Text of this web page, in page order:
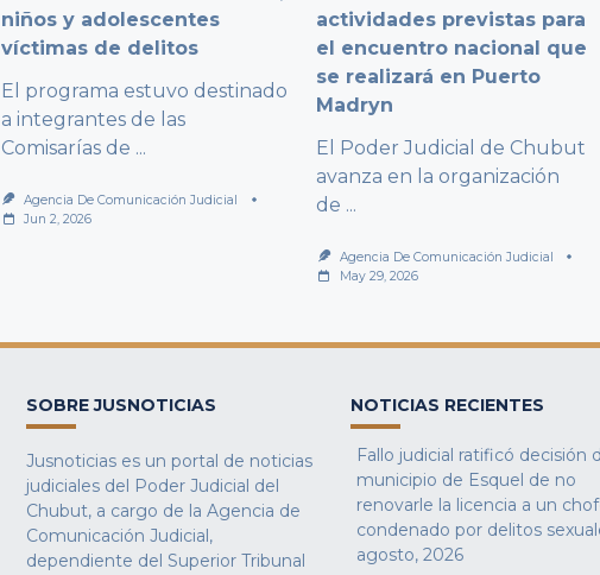
niños y adolescentes
víctimas de delitos
El programa estuvo destinado
a integrantes de las
Comisarías de ...
Agencia De Comunicación Judicial
Jun 2, 2026
actividades previstas para
el encuentro nacional que
se realizará en Puerto
Madryn
El Poder Judicial de Chubut
avanza en la organización
de ...
Agencia De Comunicación Judicial
May 29, 2026
SOBRE JUSNOTICIAS
Jusnoticias es un portal de noticias
judiciales del Poder Judicial del
Chubut, a cargo de la Agencia de
Comunicación Judicial,
dependiente del Superior Tribunal
NOTICIAS RECIENTES
Fallo judicial ratificó decisión
municipio de Esquel de no
renovarle la licencia a un
condenado por delitos
agosto, 2026